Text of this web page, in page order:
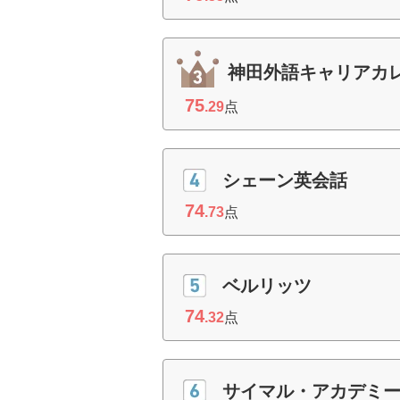
神田外語キャリアカ
75.29点
シェーン英会話
74.73点
ベルリッツ
74.32点
サイマル・アカデミー